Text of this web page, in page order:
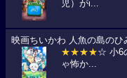
児）がi...
映画ちいかわ 人魚の島のひ
★★★★☆ 小6
ゃ怖か...